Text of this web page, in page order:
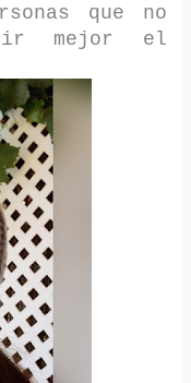
que no
mejor el